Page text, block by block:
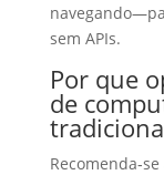
sem APIs.
Por que
de